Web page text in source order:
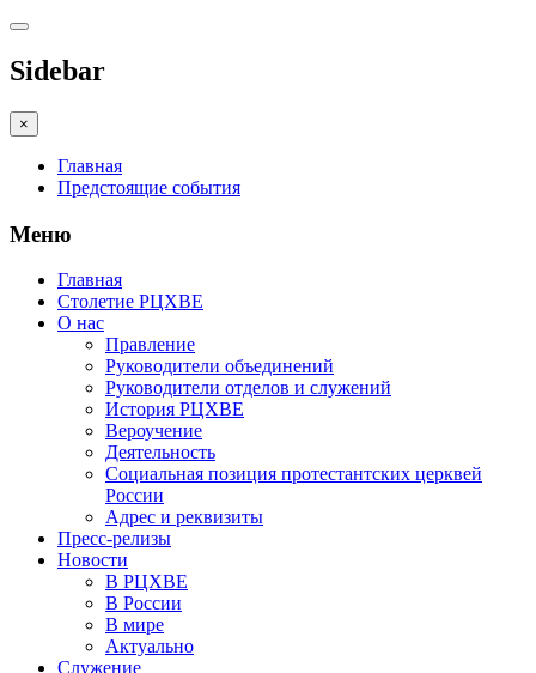
Sidebar
×
Главная
Предстоящие события
Меню
Главная
Столетие РЦХВЕ
О нас
Правление
Руководители объединений
Руководители отделов и служений
История РЦХВЕ
Вероучение
Деятельность
Социальная позиция протестантских церквей
России
Адрес и реквизиты
Пресс-релизы
Новости
В РЦХВЕ
В России
В мире
Актуально
Служение